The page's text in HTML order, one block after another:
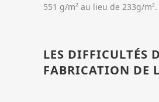
551 g/m² au lieu de 233g/
LES DIFFICULTÉS
FABRICATION DE